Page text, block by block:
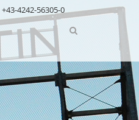
+43-4242-56305-0